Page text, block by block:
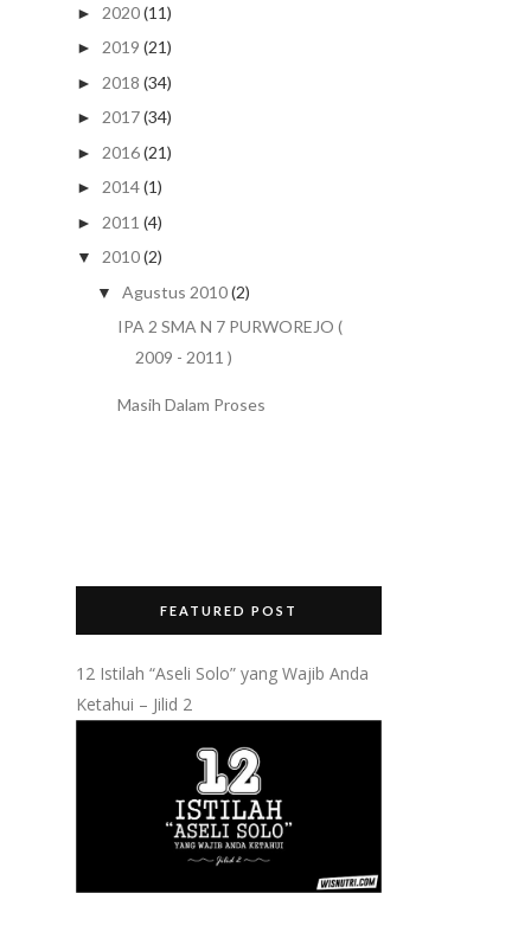
► 2020(11)
► 2019 (21)
► 2018 (34)
► 2017(34)
► 2016(21)
► 2014(1)
► 2011 (4)
▼ 2010(2)
▼ Agustus 2010(2)
IPA 2 SMA N 7 PURWOREJO (
2009 - 2011 )
Masih Dalam Proses
FEATURED POST
12 Istilah “Aseli Solo” yang Wajib Anda
Ketahui – Jilid 2